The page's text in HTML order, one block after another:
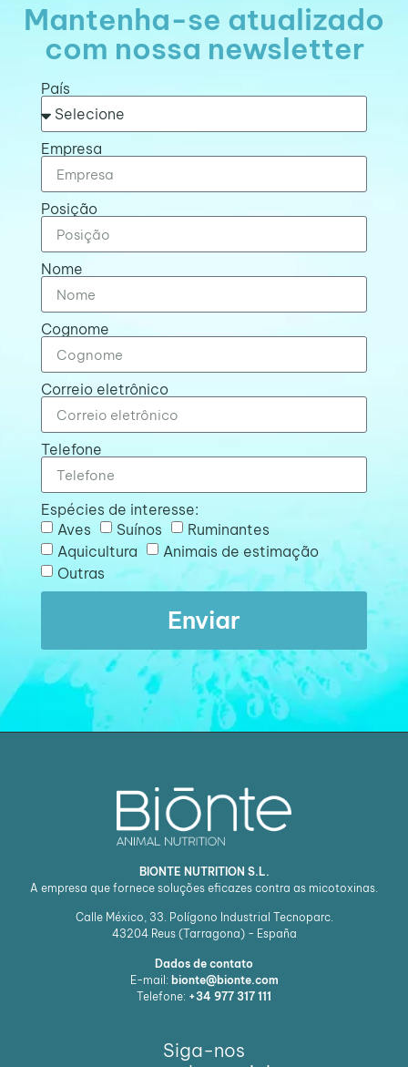
Mantenha-se atualizado
com nossa newsletter
País
Empresa
Posição
Nome
Cognome
Correio eletrônico
Telefone
Espécies de interesse:
Aves
Suínos
Ruminantes
Aquicultura
Animais de estimação
Outras
Enviar
BIONTE NUTRITION S.L.
A empresa que fornece soluções eficazes contra as micotoxinas.
Calle México, 33. Polígono Industrial Tecnoparc.
43204 Reus (Tarragona) - España
Dados de contato
E-mail: bionte@bionte.com
Telefone: +34 977 317 111
Siga-nos